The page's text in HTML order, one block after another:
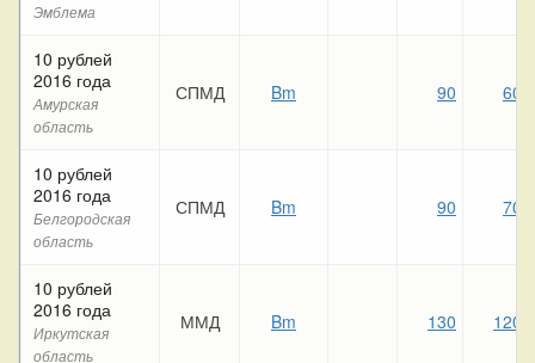
Эмблема
10 рублей
2016 года
Амурская
область
СПМД Bm 90 60
10 рублей
2016 года
Белгородская
область
СПМД Bm 90 70
10 рублей
2016 года
Иркутская
область
ММД Bm 130 120